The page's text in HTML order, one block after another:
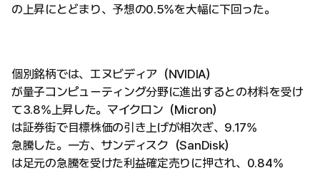
の上昇にとどまり、予想の0.5%を大幅に下回った。
個別銘柄では、エヌビディア（NVIDIA）
が量子コンピューティング分野に進出するとの材料を受け
て3.8%上昇した。マイクロン（Micron）
は証券街で目標株価の引き上げが相次ぎ、9.17%
急騰した。一方、サンディスク（SanDisk）
は足元の急騰を受けた利益確定売りに押され、0.84%